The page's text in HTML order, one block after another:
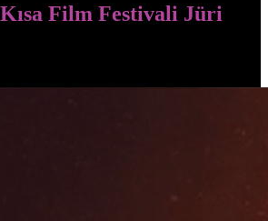
Film Festivali Jüri